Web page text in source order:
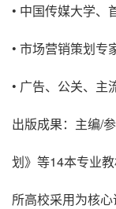
• 中国传媒大学、
• 市场营销策划专
• 广告、公关、主
出版成果：主编/
划》等14本专业
所高校采用为核心